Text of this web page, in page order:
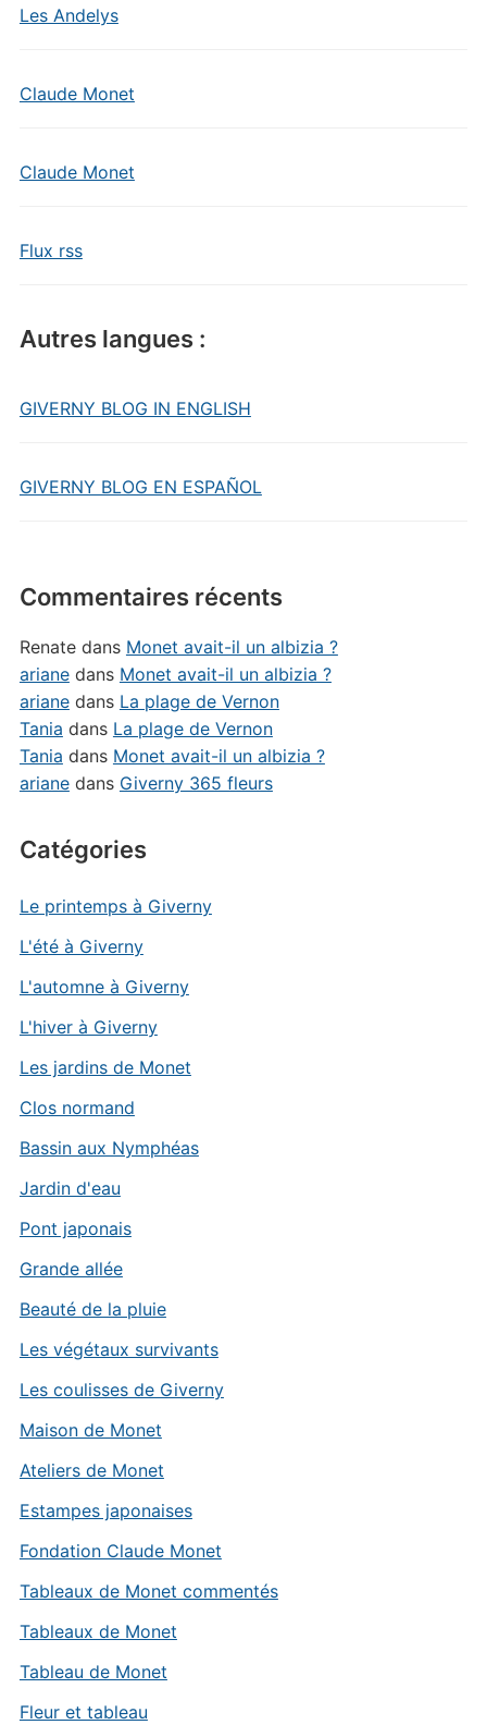
Les Andelys
Claude Monet
Claude Monet
Flux rss
Autres langues :
GIVERNY BLOG IN ENGLISH
GIVERNY BLOG EN ESPAÑOL
Commentaires récents
Renatedans Monet avait-il un albizia ?
arianedans Monet avait-il un albizia ?
arianedans La plage de Vernon
Tania dans La plage de Vernon
Tania dans Monet avait-il un albizia ?
arianedans Giverny 365 fleurs
Catégories
Le printemps à Giverny
L'été à Giverny
L'automne à Giverny
L'hiver à Giverny
Les jardins de Monet
Clos normand
Bassin aux Nymphéas
Jardin d'eau
Pont japonais
Grande allée
Beauté de la pluie
Les végétaux survivants
Les coulisses de Giverny
Maison de Monet
Ateliers de Monet
Estampes japonaises
Fondation Claude Monet
Tableaux de Monet commentés
Tableaux de Monet
Tableau de Monet
Fleur et tableau